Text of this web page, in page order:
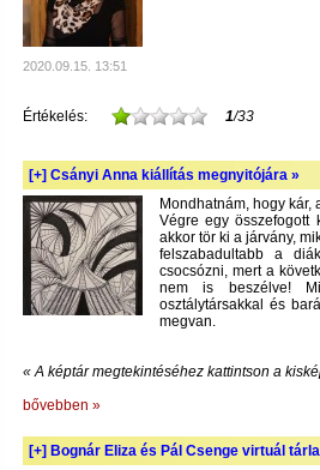
2020.09.15. 13:51
Értékelés: 1/33
[+] Csányi Anna kiállítás megnyitójára »
Mondhatnám, hogy kár,
Végre egy összefogott
akkor tör ki a járvány,
felszabadultabb a
csocsózni, mert a
nem is beszélve!
osztálytársakkal és
megvan.
« A képtár megtekintéséhez kattintson a
bővebben »
[+] Bognár Eliza és Pál Csenge virtuál